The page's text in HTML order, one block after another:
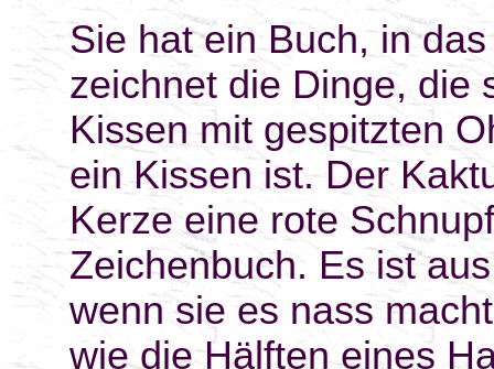
Sie hat ein Buch, in
zeichnet die Dinge, die
Kissen mit gespitzten
ein Kissen ist. Der
Kerze eine rote
Zeichenbuch. Es ist
wenn sie es nass
wie die Hälften eines